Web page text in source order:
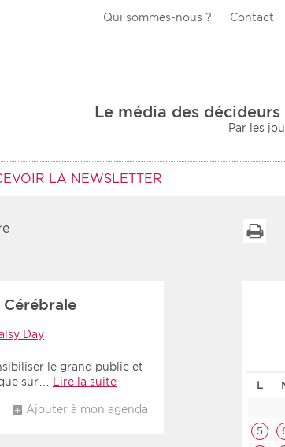
Qui sommes-nous ? Contact
Le média des
Par les
LA NEWSLETTER
Communiqués
Les deux
Tri
Day
le grand public et
sur…
Lire la suite
Ajouter à mon agenda
L
5